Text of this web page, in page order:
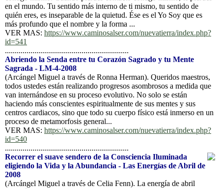
en el mundo. Tu sentido más interno de ti mismo, tu sentido de
quién eres, es inseparable de la quietud. Ése es el Yo Soy que es
más profundo que el nombre y la forma ...
VER MAS: https://www.caminosalser.com/nuevatierra/index.php?
id=541
...............................................................
Abriendo la Senda entre tu Corazón Sagrado y tu Mente
Sagrada - LM-4-2008
(Arcángel Miguel a través de Ronna Herman). Queridos maestros,
todos ustedes están realizando progresos asombrosos a medida que
van internándose en su proceso evolutivo. No solo se están
haciendo más conscientes espiritualmente de sus mentes y sus
centros cardiacos, sino que todo su cuerpo físico está inmerso en un
proceso de metamorfosis general...
VER MAS: https://www.caminosalser.com/nuevatierra/index.php?
id=540
...............................................................
Recorrer el suave sendero de la Consciencia Iluminada
eligiendo la Vida y la Abundancia - Las Energías de Abril de
2008
(Arcángel Miguel a través de Celia Fenn). La energía de abril